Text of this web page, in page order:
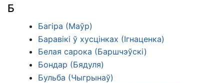
Б
Багіра (Маўр)
Баравікі ў хусцінках (Ігнаценка)
Белая сарока (Баршчэўскі)
Бондар (Бядуля)
Бульба (Чыгрынаў)